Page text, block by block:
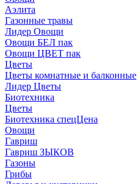
Аэлита
Газонные травы
Лидер Овощи
Овощи БЕЛ пак
Овощи ЦВЕТ пак
Цветы
Цветы комнатные и балконные
Лидер Цветы
Биотехника
Цветы
Биотехника спецЦена
Овощи
Гавриш
Гавриш ЗЫКОВ
Газоны
Грибы